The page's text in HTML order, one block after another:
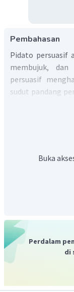
Pembahasan
Pidato persuasif
membujuk,
persuasif
sudut pandang
berlatih sikap
baik harus siap
berhubungan
itu, persiapan
pembicara
pendengar yang
1. Tautan. Minat
sesuatu yang
2. Perhatian.
3.
Buka
Perdalam
di